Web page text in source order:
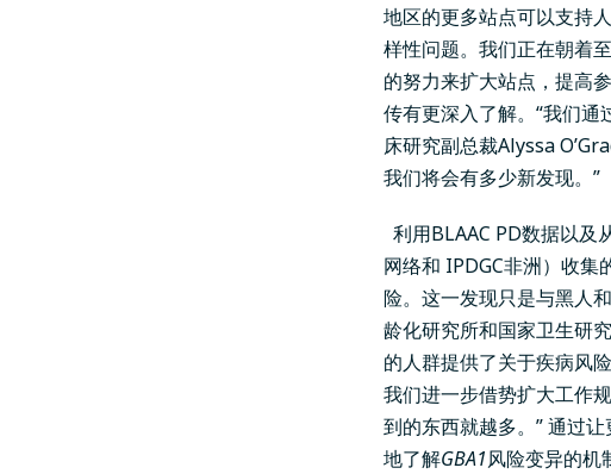
地区的更多站点可以支持
样性问题。我们正在朝着
的努力来扩大站点，提高
传有更深入了解。“我们通
床研究副总裁Alyssa
我们将会有多少新发现。”
利用BLAAC PD数据以及
网络和 IPDGC非洲）收集
险。这一发现只是与黑人
龄化研究所和国家卫生研
的人群提供了关于疾病风
我们进一步借势扩大工作
到的东西就越多。” 通过
地了解GBA1风险变异的机